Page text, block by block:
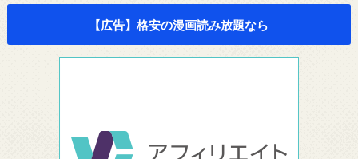
【広告】格安の漫画読み放題なら